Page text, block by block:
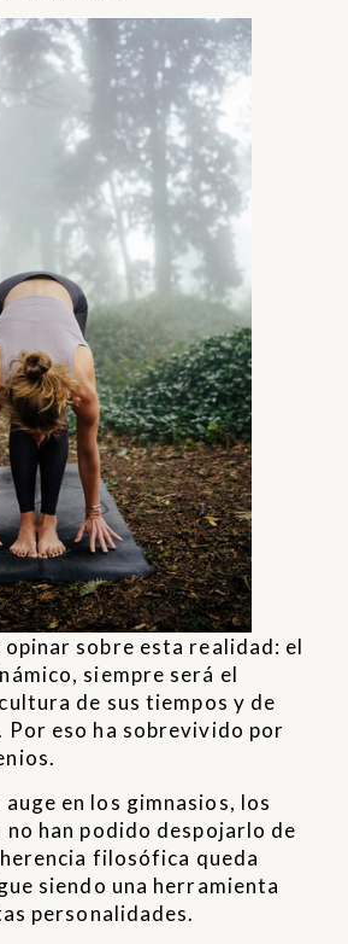
sobre esta realidad: el
siempre será el
de sus tiempos y de
Por eso ha sobrevivido por
en los gimnasios, los
han podido despojarlo de
filosófica queda
siendo una herramienta
personalidades.